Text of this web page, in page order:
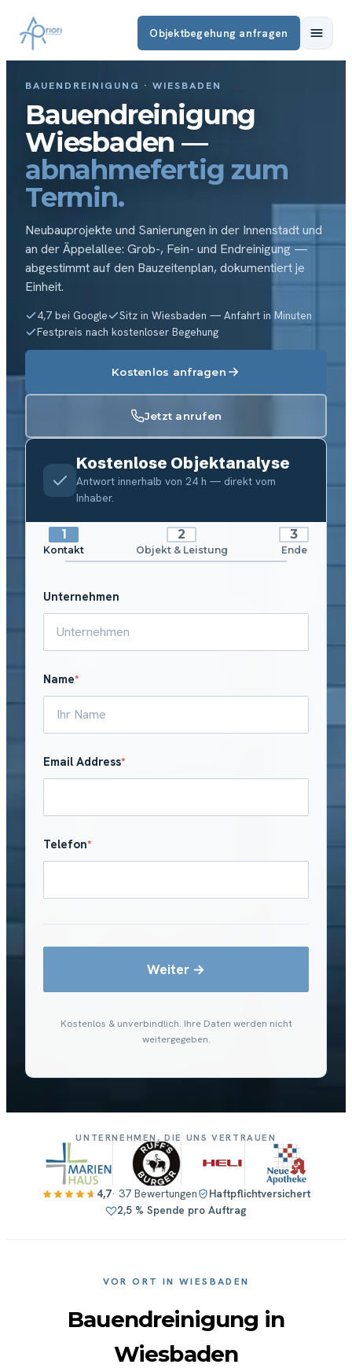
Objektbegehung anfragen
BAUENDREINIGUNG · WIESBADEN
Bauendreinigung
Wiesbaden —
abnahmefertig zum
Termin.
Neubauprojekte und Sanierungen in der Innenstadt und
an der Äppelallee: Grob-, Fein- und Endreinigung —
abgestimmt auf den Bauzeitenplan, dokumentiert je
Einheit.
4,7 bei Google
Sitz in Wiesbaden — Anfahrt in Minuten
Festpreis nach kostenloser Begehung
Kostenlos anfragen
Jetzt anrufen
Kostenlose Objektanalyse
Antwort innerhalb von 24 h — direkt vom
Inhaber.
Kontakt Objekt & Leistung Ende
Unternehmen
Name*
Email Address*
Telefon*
Weiter
Kostenlos & unverbindlich. Ihre Daten werden nicht
weitergegeben.
UNTERNEHMEN, DIE UNS VERTRAUEN
4,7· 37 Bewertungen
Haftpflichtversichert
2,5 % Spende pro Auftrag
VOR ORT IN WIESBADEN
Bauendreinigung in
Wiesbaden